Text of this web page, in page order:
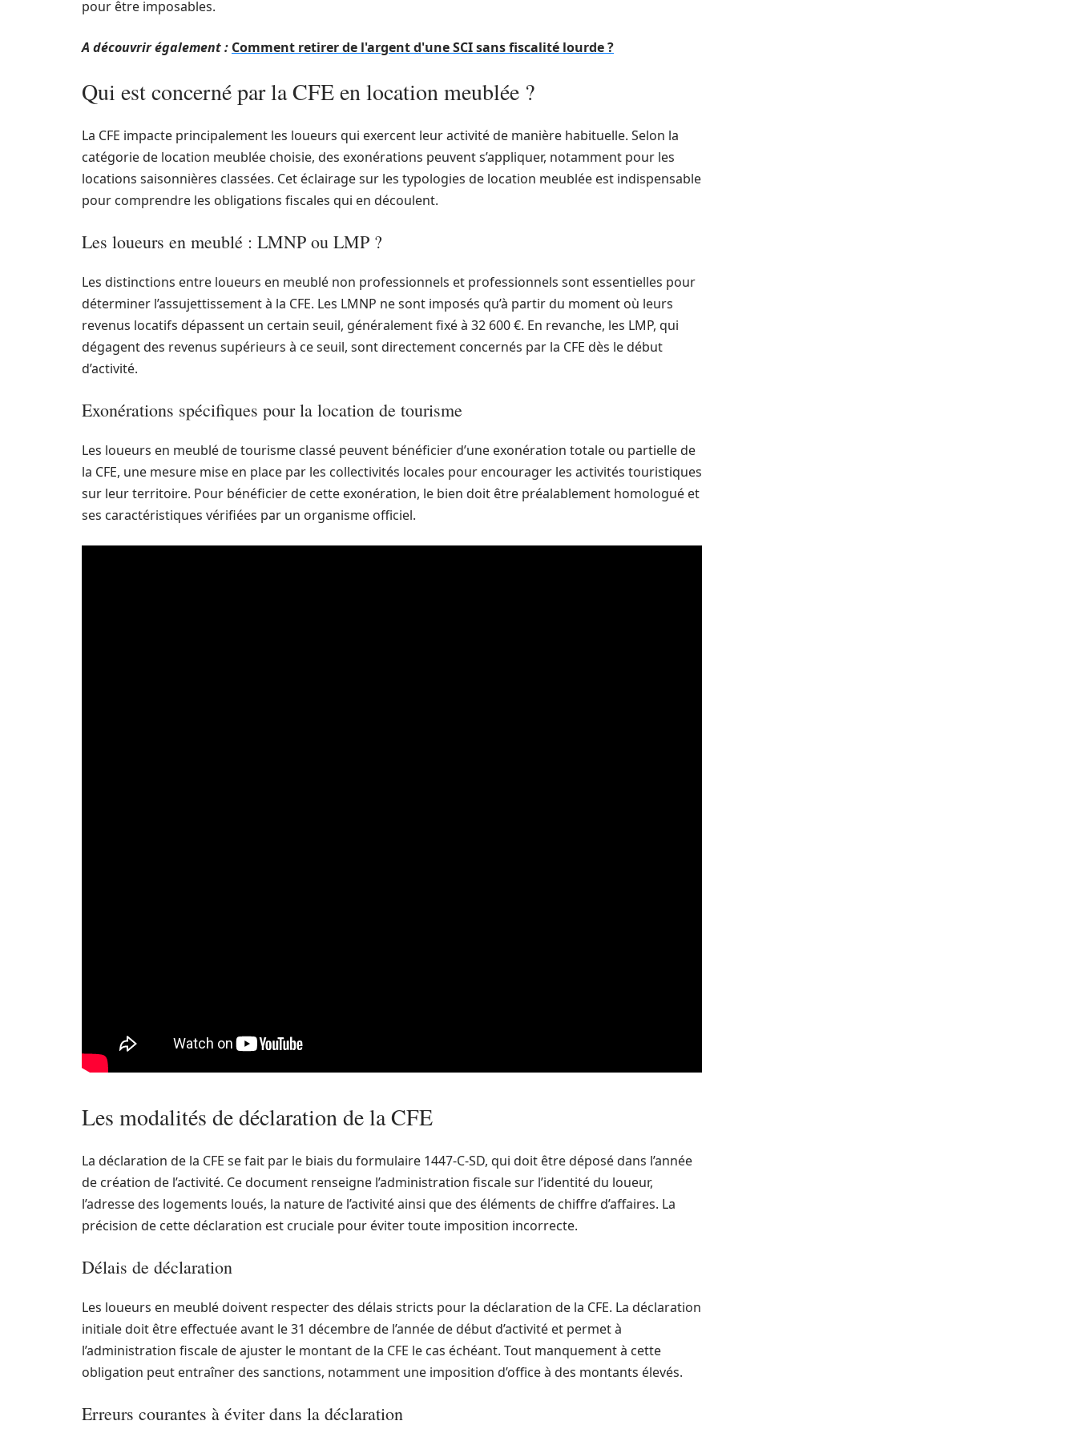
pour être imposables.
A découvrir également : Comment retirer de l'argent d'une SCI sans fiscalité lourde ?
Qui est concerné par la CFE en location meublée ?
La CFE impacte principalement les loueurs qui exercent leur activité de manière habituelle. Selon la
catégorie de location meublée choisie, des exonérations peuvent s’appliquer, notamment pour les
locations saisonnières classées. Cet éclairage sur les typologies de location meublée est indispensable
pour comprendre les obligations fiscales qui en découlent.
Les loueurs en meublé : LMNP ou LMP ?
Les distinctions entre loueurs en meublé non professionnels et professionnels sont essentielles pour
déterminer l’assujettissement à la CFE. Les LMNP ne sont imposés qu’à partir du moment où leurs
revenus locatifs dépassent un certain seuil, généralement fixé à 32 600 €. En revanche, les LMP, qui
dégagent des revenus supérieurs à ce seuil, sont directement concernés par la CFE dès le début
d’activité.
Exonérations spécifiques pour la location de tourisme
Les loueurs en meublé de tourisme classé peuvent bénéficier d’une exonération totale ou partielle de
la CFE, une mesure mise en place par les collectivités locales pour encourager les activités touristiques
sur leur territoire. Pour bénéficier de cette exonération, le bien doit être préalablement homologué et
ses caractéristiques vérifiées par un organisme officiel.
Les modalités de déclaration de la CFE
La déclaration de la CFE se fait par le biais du formulaire 1447-C-SD, qui doit être déposé dans l’année
de création de l’activité. Ce document renseigne l’administration fiscale sur l’identité du loueur,
l’adresse des logements loués, la nature de l’activité ainsi que des éléments de chiffre d’affaires. La
précision de cette déclaration est cruciale pour éviter toute imposition incorrecte.
Délais de déclaration
Les loueurs en meublé doivent respecter des délais stricts pour la déclaration de la CFE. La déclaration
initiale doit être effectuée avant le 31 décembre de l’année de début d’activité et permet à
l’administration fiscale de ajuster le montant de la CFE le cas échéant. Tout manquement à cette
obligation peut entraîner des sanctions, notamment une imposition d’office à des montants élevés.
Erreurs courantes à éviter dans la déclaration